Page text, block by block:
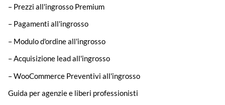
– Prezzi all'ingrosso Premium
– Pagamenti all'ingrosso
– Modulo d'ordine all'ingrosso
– Acquisizione lead all'ingrosso
– WooCommerce Preventivi all'ingrosso
Guida per agenzie e liberi professionisti